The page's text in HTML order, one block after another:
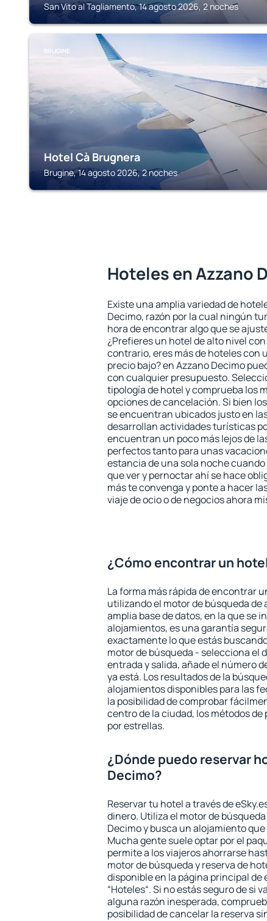
San Vito al Tagliamento, 14 agosto 2026, 2 noches
BRUGINE
Hotel Cà Brugnera
Brugine, 14 agosto 2026, 2 noches
Hoteles en Azzano
Existe una amplia variedad de
Decimo, razón por la cual ningún
hora de encontrar algo que se
¿Prefieres un hotel de alto nivel
contrario, eres más de hoteles con
precio bajo? en Azzano Decimo
con cualquier presupuesto.
tipología de hotel y comprueba los
opciones de cancelación. Si bien
se encuentran ubicados justo en
desarrollan actividades turísticas
encuentran un poco más lejos de
perfectos tanto para unas
estancia de una sola noche
que ver y pernoctar ahí se hace
más te convenga y ponte a hacer
viaje de ocio o de negocios ahora
¿Cómo encontrar un
La forma más rápida de encontrar
utilizando el motor de búsqueda de
amplia base de datos, en la que se
alojamientos, es una garantía
exactamente lo que estás
motor de búsqueda - selecciona el
entrada y salida, añade el número
ya está. Los resultados de la
alojamientos disponibles para las
la posibilidad de comprobar
centro de la ciudad, los métodos
por estrellas.
¿Dónde puedo reservar
Decimo?
Reservar tu hotel a través de
dinero. Utiliza el motor de
Decimo y busca un alojamiento
Mucha gente suele optar por el
permite a los viajeros ahorrarse
motor de búsqueda y reserva de
disponible en la página principal de
“Hoteles“. Si no estás seguro de si
alguna razón inesperada,
posibilidad de cancelar la reserva